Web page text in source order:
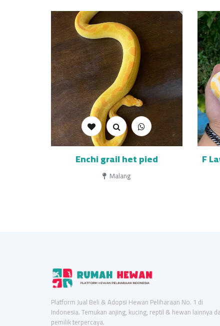
Enchi grail het pied
Malang
F
Platform Jual Beli & Adopsi Hewan Peliharaan No. 1 di
Indonesia. Temukan anjing, kucing, reptil & hewan lainnya
pemilik terpercaya.